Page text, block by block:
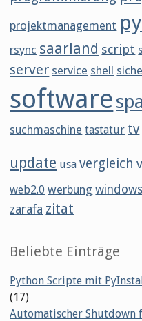
projektmanagement
rsync saarland script
server service shell
software
suchmaschine tastatur tv
update usa vergleich
web2.0 werbung windows
zarafa zitat
Beliebte Einträge
Python Scripte mit
(17)
Automatischer Shutdown